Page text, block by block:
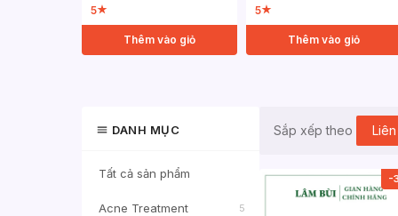
5★
Thêm vào giỏ
5★
Thêm vào giỏ
DANH MỤC
Tất cả sản phẩm
Acne Treatment 5
Sắp xếp theo
-